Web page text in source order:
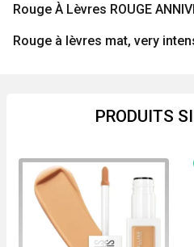
Rouge À Lèvres ROUGE
Rouge à lèvres mat, very
PRODUITS